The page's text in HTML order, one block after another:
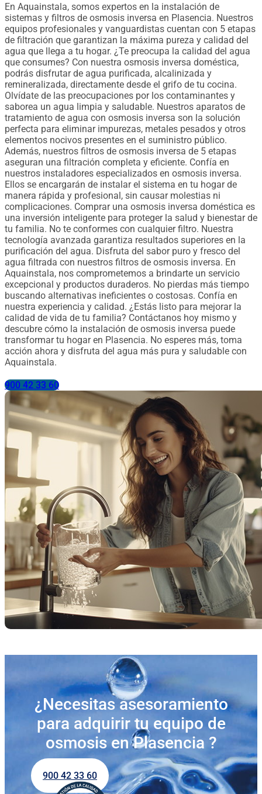
En Aquainstala, somos expertos en la instalación de
sistemas y filtros de osmosis inversa en Plasencia. Nuestros
equipos profesionales y vanguardistas cuentan con 5 etapas
de filtración que garantizan la máxima pureza y calidad del
agua que llega a tu hogar. ¿Te preocupa la calidad del agua
que consumes? Con nuestra osmosis inversa doméstica,
podrás disfrutar de agua purificada, alcalinizada y
remineralizada, directamente desde el grifo de tu cocina.
Olvídate de las preocupaciones por los contaminantes y
saborea un agua limpia y saludable. Nuestros aparatos de
tratamiento de agua con osmosis inversa son la solución
perfecta para eliminar impurezas, metales pesados ​​y otros
elementos nocivos presentes en el suministro público.
Además, nuestros filtros de osmosis inversa de 5 etapas
aseguran una filtración completa y eficiente. Confía en
nuestros instaladores especializados en osmosis inversa.
Ellos se encargarán de instalar el sistema en tu hogar de
manera rápida y profesional, sin causar molestias ni
complicaciones. Comprar una osmosis inversa doméstica es
una inversión inteligente para proteger la salud y bienestar de
tu familia. No te conformes con cualquier filtro. Nuestra
tecnología avanzada garantiza resultados superiores en la
purificación del agua. Disfruta del sabor puro y fresco del
agua filtrada con nuestros filtros de osmosis inversa. En
Aquainstala, nos comprometemos a brindarte un servicio
excepcional y productos duraderos. No pierdas más tiempo
buscando alternativas ineficientes o costosas. Confía en
nuestra experiencia y calidad. ¿Estás listo para mejorar la
calidad de vida de tu familia? Contáctanos hoy mismo y
descubre cómo la instalación de osmosis inversa puede
transformar tu hogar en Plasencia. No esperes más, toma
acción ahora y disfruta del agua más pura y saludable con
Aquainstala.
900 42 33 60
¿Necesitas asesoramiento
para adquirir tu equipo de
osmosis en Plasencia ?
900 42 33 60